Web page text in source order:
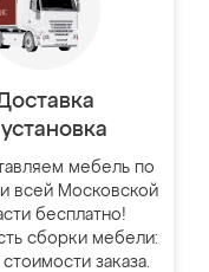
мебель по
всей Московской
бесплатно!
сборки мебели:
заказа.